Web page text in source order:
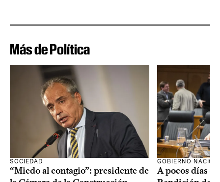
Más de Política
SOCIEDAD
“Miedo al contagio”: presidente de
GOBIERNO
A pocos días